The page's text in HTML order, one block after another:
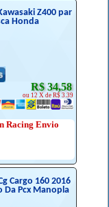
Z400 par
Honda
R$ 34,58
ou 12 X de R$ 3.39
Racing Envio
Cargo 160 2016
Da Pcx Manopla